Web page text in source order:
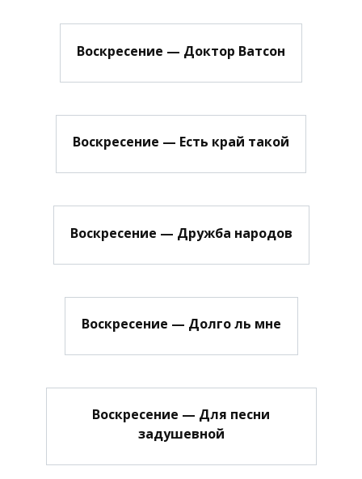
Воскресение — Доктор Ватсон
Воскресение — Есть край такой
Воскресение — Дружба народов
Воскресение — Долго ль мне
Воскресение — Для песни
задушевной